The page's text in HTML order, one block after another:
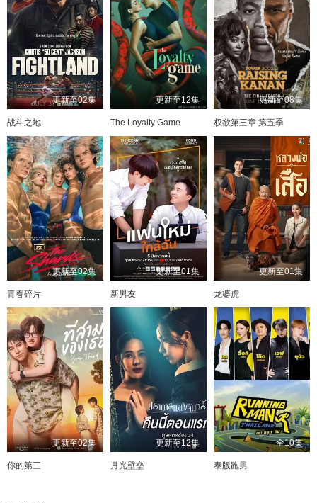
更新至02集
战斗之地
更新至12集
The Loyalty Game
更新至08集
权欲第三章 第五季
更新至02集
青春碎片
更新至01集
新男友
更新至01集
龙婆虎
更新至02集
你的第三
更新至12集
月光壁垒
全10集
泰版跑男